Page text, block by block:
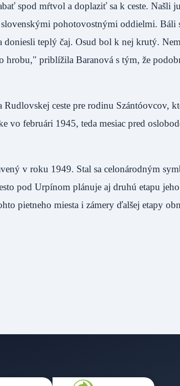
spod mŕtvol a doplaziť sa k ceste. Našli ju
pohotovostnými oddielmi. Báli
teplý čaj. Osud bol k nej krutý.
hrobu," priblížila Baranová s tým, že
ceste pre rodinu Szántóovcov,
vo februári 1945, teda mesiac pred
v roku 1949. Stal sa celonárodným
pod Urpínom plánuje aj druhú etapu jeho
pietneho miesta i zámery ďalšej etapy